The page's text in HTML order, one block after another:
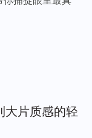
大片质感的轻